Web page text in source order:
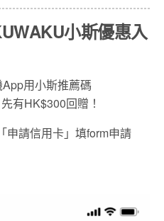
小斯優惠入
用小斯推薦碼
有HK$300回贈！
申請信用卡」填form申請